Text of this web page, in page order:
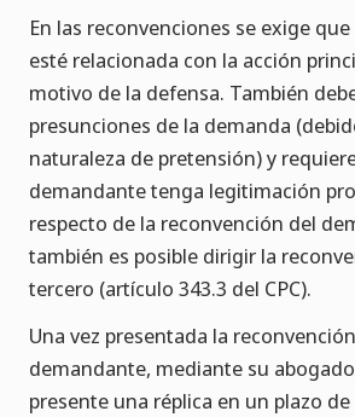
En las reconvenciones se exige
esté relacionada con la acción
motivo de la defensa. También
presunciones de la demanda
naturaleza de pretensión) y
demandante tenga legitimación
respecto de la reconvención del
también es posible dirigir la
tercero (artículo 343.3 del CPC).
Una vez presentada la
demandante, mediante su
presente una réplica en un plazo de